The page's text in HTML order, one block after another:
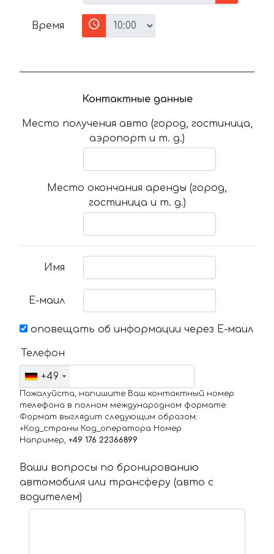
Время
Контактные данные
Место получения авто (город, гостиница,
аэропорт и т. д.)
Место окончания аренды (город,
гостиница и т. д.)
Имя
Е-маил
оповещать об информации через Е-маил
Телефон
+49
Пожалуйста, напишите Ваш контактный номер
телефона в полном международном формате.
Формат выглядит следующим образом:
+Код_страны Код_оператора Номер
Например, +49 176 22366899
Ваши вопросы по бронированию
автомобиля или трансферу (авто с
водителем)